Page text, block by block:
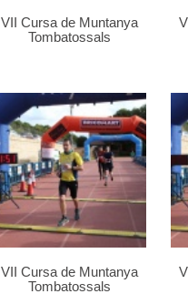
VII Cursa de Muntanya
Tombatossals
VII Cursa de Muntanya
Tombatossals